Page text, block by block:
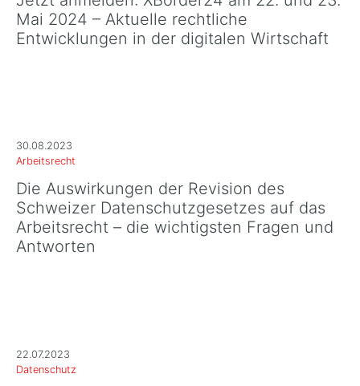
Mai 2024 – Aktuelle rechtliche
Entwicklungen in der digitalen Wirtschaft
30.08.2023
Arbeitsrecht
Die Auswirkungen der Revision des
Schweizer Datenschutzgesetzes auf das
Arbeitsrecht – die wichtigsten Fragen und
Antworten
22.07.2023
Datenschutz